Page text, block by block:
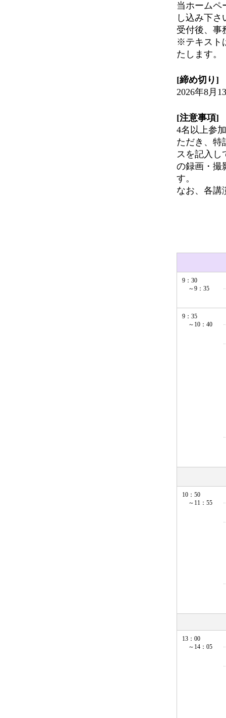
当ホームペ
し込み下さ
受付後、事
※テキスト
たします。
[締め切り]
2026年8月
[注意事項]
4名以上参
ただき、特
スを記入し
の録画・撮
す。
なお、各講
9：30
～9：35
9：35
～10：40
10：50
～11：55
13：00
～14：05